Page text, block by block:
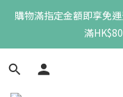
購物滿指定金額即享免
滿